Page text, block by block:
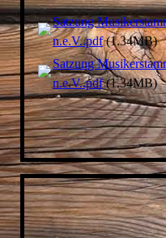
Satzung
n.e.V..pdf(1.34MB)
Satzung
n.e.V..pdf(1.34MB)